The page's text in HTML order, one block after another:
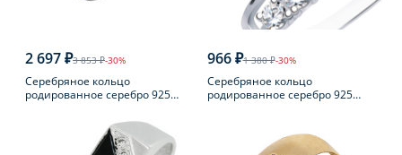
2 697 ₽3 853 ₽-30%
Серебряное кольцо
родированное серебро 925
966 ₽1 380 ₽-30%
Серебряное кольцо
родированное серебро 925